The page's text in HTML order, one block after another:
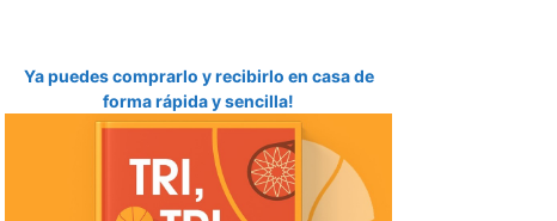
Ya puedes comprarlo y recibirlo en casa de
forma rápida y sencilla!